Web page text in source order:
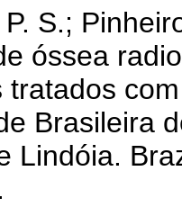
S.;
óssea
tratados
Brasileira
Lindóia.